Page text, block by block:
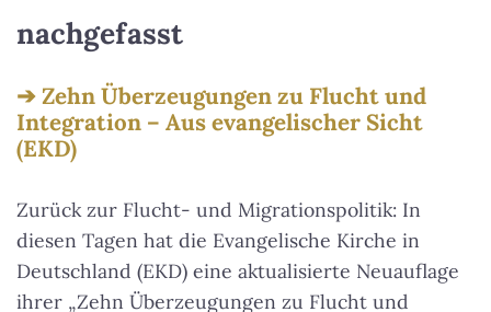
nachgefasst
Zehn Überzeugungen zu Flucht und
Integration – Aus evangelischer Sicht
(EKD)
Zurück zur Flucht- und Migrationspolitik: In
diesen Tagen hat die Evangelische Kirche in
Deutschland (EKD) eine aktualisierte Neuauflage
ihrer „Zehn Überzeugungen zu Flucht und